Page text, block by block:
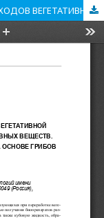
СОСТАВ, СВОЙСТВА И ПЕРЕРАБОТКА ОТХОДОВ ВЕГЕТАТИВНОЙ ЧАСТИ ТОПОЛЯ ПОСЛЕ ИЗВЛЕЧЕНИЯ ЭКСТРАКТИВНЫХ ВЕЩЕСТВ. СООБЩЕНИЕ 3. ПОЛУЧЕНИЕ БИОПРЕПАРАТОВ НА ОСНОВЕ ГРИБОВ РОДА TRICHODERMA